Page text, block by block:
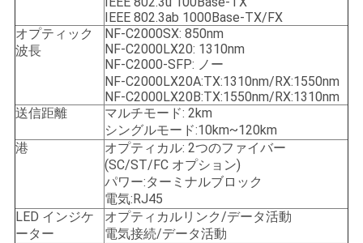
シ
ポ
リ
ー
IEEE 802.3ab 1000Base-TX/FX
オプティック
波長
NF-C2000SX: 850nm
NF-C2000LX20: 1310nm
NF-C2000-SFP: ノー
NF-C2000LX20A:TX:1310nm/RX:1550nm
NF-C2000LX20B:TX:1550nm/RX:1310nm
送信距離
マルチモード: 2km
シングルモード:10km~120km
港
オプティカル: 2つのファイバー
(SC/ST/FC オプション)
パワー:ターミナルブロック
電気:RJ45
LED インジケ
ーター
オプティカルリンク/データ活動
電気接続/データ活動